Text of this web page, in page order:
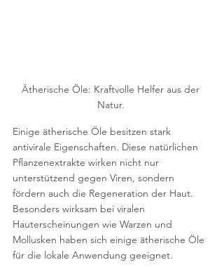
Ätherische Öle: Kraftvolle Helfer aus der
Natur.
Einige ätherische Öle besitzen stark
antivirale Eigenschaften. Diese natürlichen
Pflanzenextrakte wirken nicht nur
unterstützend gegen Viren, sondern
fördern auch die Regeneration der Haut.
Besonders wirksam bei viralen
Hauterscheinungen wie Warzen und
Mollusken haben sich einige ätherische Öle
für die lokale Anwendung geeignet.